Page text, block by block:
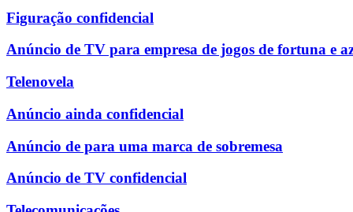
Figuração confidencial
Anúncio de TV para empresa de jogos de fortuna e
Telenovela
Anúncio ainda confidencial
Anúncio de para uma marca de sobremesa
Anúncio de TV confidencial